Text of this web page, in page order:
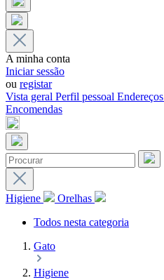
A minha conta
Iniciar sessão
ou registar
Vista geral Perfil pessoal Endereços
Encomendas
Higiene
Orelhas
Todos nesta categoria
Gato
Higiene